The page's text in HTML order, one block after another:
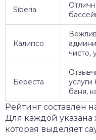
Siberia
Калипсо
чисто,
Береста
услуги
баня,
Рейтинг составлен
Для каждой указана
которая выделяет